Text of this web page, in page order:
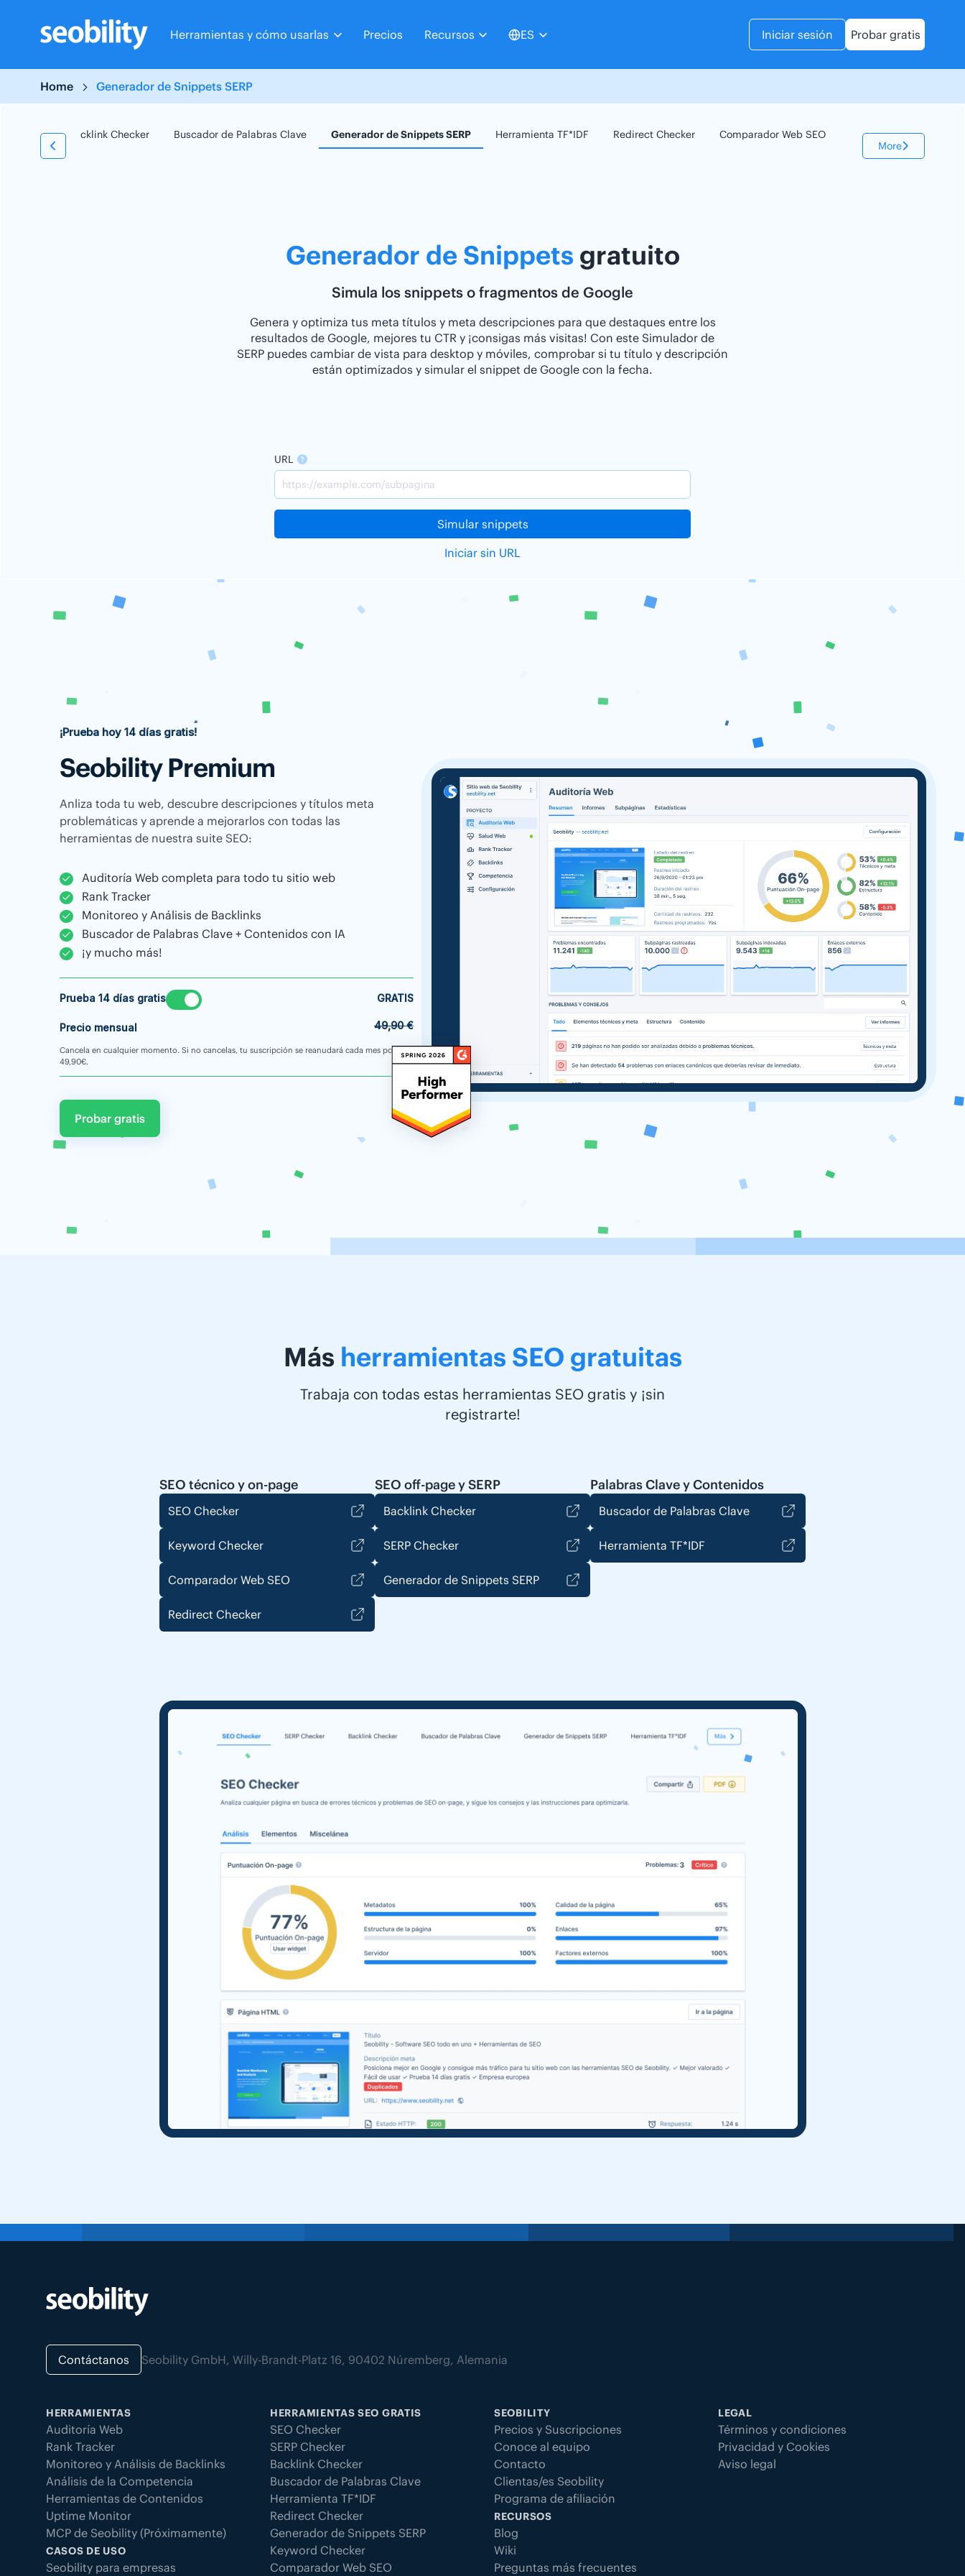
content
Herramientas y cómo usarlas Precios Recursos ES Iniciar sesión Probar gratis
Home Generador de Snippets SERP
Checker Backlink Checker Buscador de Palabras Clave Generador de Snippets SERP Herramienta TF*IDF Redirect Checker Comparador Web SEO
Keyword Checker
More
Generador de Snippets gratuito
Simula los snippets o fragmentos de Google
Genera y optimiza tus meta títulos y meta descripciones para que destaques entre los
resultados de Google, mejores tu CTR y ¡consigas más visitas! Con este Simulador de
SERP puedes cambiar de vista para desktop y móviles, comprobar si tu título y descripción
están optimizados y simular el snippet de Google con la fecha.
URL
Simular snippets
Iniciar sin URL
¡Prueba hoy 14 días gratis!
Seobility Premium
Anliza toda tu web, descubre descripciones y títulos meta
problemáticas y aprende a mejorarlos con todas las
herramientas de nuestra suite SEO:
Auditoría Web completa para todo tu sitio web
Rank Tracker
Monitoreo y Análisis de Backlinks
Buscador de Palabras Clave + Contenidos con IA
¡y mucho más!
Prueba 14 días gratis GRATIS
Precio mensual 49,90 €
Cancela en cualquier momento. Si no cancelas, tu suscripción se reanudará cada mes por
49,90€.
Probar gratis
Más herramientas SEO gratuitas
Trabaja con todas estas herramientas SEO gratis y ¡sin
registrarte!
SEO técnico y on-page
SEO Checker
Keyword Checker
Comparador Web SEO
Redirect Checker
SEO off-page y SERP
Backlink Checker
SERP Checker
Generador de Snippets SERP
Palabras Clave y Contenidos
Buscador de Palabras Clave
Herramienta TF*IDF
Contáctanos Seobility GmbH, Willy-Brandt-Platz 16, 90402 Núremberg, Alemania
HERRAMIENTAS
Auditoría Web
Rank Tracker
Monitoreo y Análisis de Backlinks
Análisis de la Competencia
Herramientas de Contenidos
Uptime Monitor
MCP de Seobility (Próximamente)
CASOS DE USO
Seobility para empresas
HERRAMIENTAS SEO GRATIS
SEO Checker
SERP Checker
Backlink Checker
Buscador de Palabras Clave
Herramienta TF*IDF
Redirect Checker
Generador de Snippets SERP
Keyword Checker
Comparador Web SEO
SEOBILITY
Precios y Suscripciones
Conoce al equipo
Contacto
Clientas/es Seobility
Programa de afiliación
RECURSOS
Blog
Wiki
Preguntas más frecuentes
LEGAL
Términos y condiciones
Privacidad y Cookies
Aviso legal